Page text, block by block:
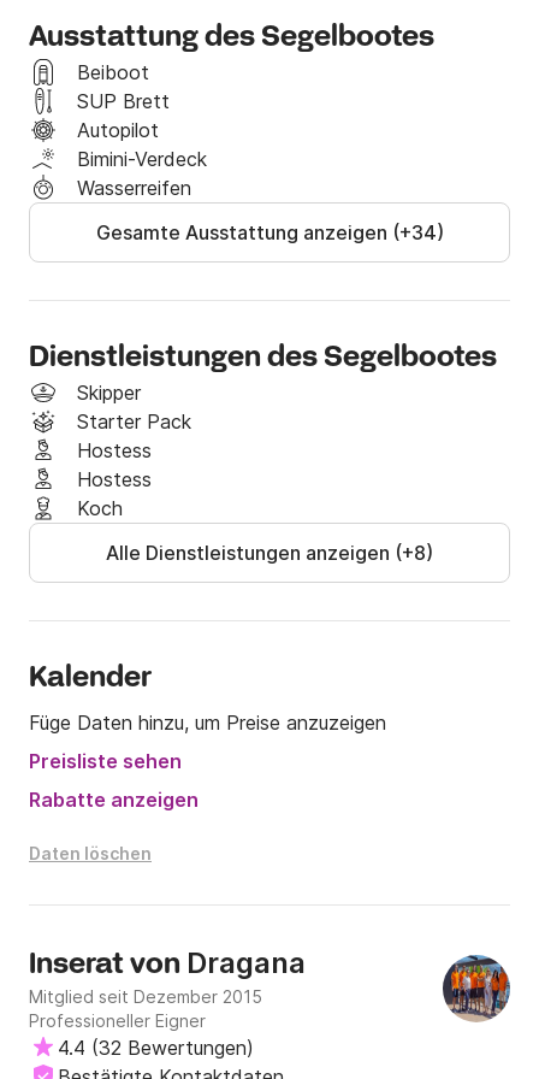
Ausstattung des Segelbootes
Beiboot
SUP Brett
Autopilot
Bimini-Verdeck
Wasserreifen
Gesamte Ausstattung anzeigen (+34)
Dienstleistungen des Segelbootes
Skipper
Starter Pack
Hostess
Hostess
Koch
Alle Dienstleistungen anzeigen (+8)
Kalender
Füge Daten hinzu, um Preise anzuzeigen
Preisliste sehen
Rabatte anzeigen
Daten löschen
Inserat von Dragana
Mitglied seit Dezember 2015
Professioneller Eigner
4.4 (32 Bewertungen)